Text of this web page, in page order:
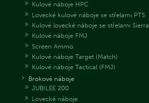
Kulové náboje HPC
Lovecké kulové náboje se střelami PTS
Kulové lovecké náboje se střelami Sierra
Kulové náboje FMJ
Screen Ammo
Kulové náboje Target (Match)
Kulové náboje Tactical (FMJ)
Brokové náboje
JUBILEE 200
Lovecké náboje